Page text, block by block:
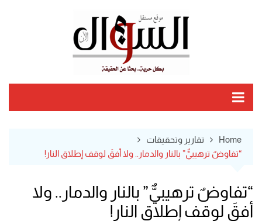
Home
تقارير وتحقيقات
“تفاوضٌ ترهيبيٌّ” بالنار والدمار.. ولا أفقَ لوقف إطلاق النار!
“تفاوضٌ ترهيبيٌّ” بالنار والدمار.. ولا
أفقَ لوقف إطلاق النار!